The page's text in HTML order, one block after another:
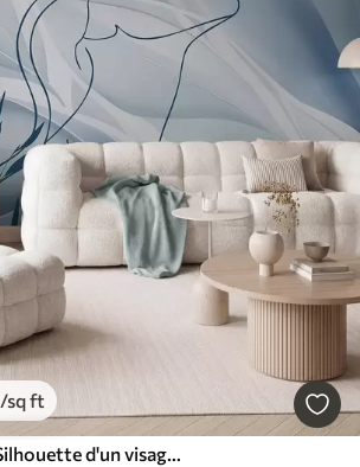
/sq ft
Peintures murales Silhouette d'un visage sur un fond abstrait